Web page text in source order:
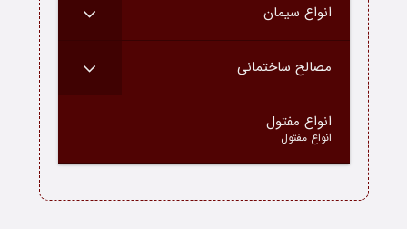
انواع سیمان
مصالح ساختمانی
انواع مفتول
انواع مفتول